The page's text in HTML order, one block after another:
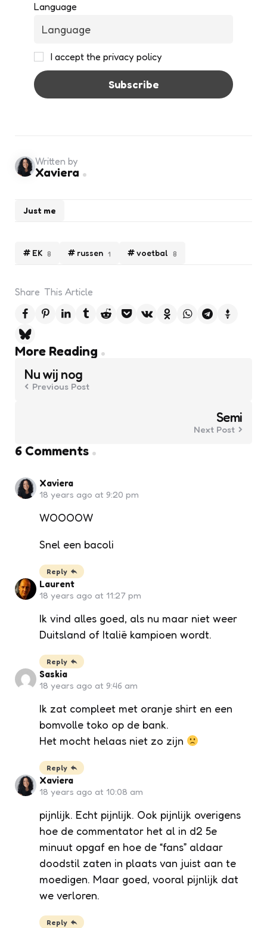
Language
I accept the privacy policy
EK 8 russen 1 voetbal 8
Just me
Written by
Xaviera
Share This Article
More Reading
Post
navigation
Nu wij nog
Previous Post
Semi
Next Post
6 Comments
Xaviera
18 years ago at 9:20 pm
WOOOOW
Snel een bacoli
Reply
Laurent
18 years ago at 11:27 pm
Ik vind alles goed, als nu maar niet weer
Duitsland of Italië kampioen wordt.
Reply
Saskia
18 years ago at 9:46 am
Ik zat compleet met oranje shirt en een
bomvolle toko op de bank.
Het mocht helaas niet zo zijn
Reply
Xaviera
18 years ago at 10:08 am
pijnlijk. Echt pijnlijk. Ook pijnlijk overigens
hoe de commentator het al in d2 5e
minuut opgaf en hoe de “fans” aldaar
doodstil zaten in plaats van juist aan te
moedigen. Maar goed, vooral pijnlijk dat
we verloren.
Reply